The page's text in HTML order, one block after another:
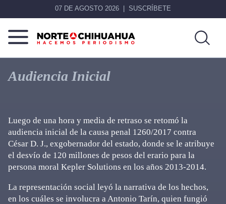
07 DE AGOSTO 2026 SUSCRÍBETE
Norte
De
Chihuahua
Más
que
noticias,
Audiencia Inicial
Luego de una hora y media de retraso se retomó la
audiencia inicial de la causa penal 1260/2017 contra
César D. J., exgobernador del estado, donde se le atribuye
el desvío de 120 millones de pesos del erario para la
persona moral Kepler Solutions en los años 2013-2014.
La representación social leyó la narrativa de los hechos,
en los cuáles se involucra a Antonio Tarín, quien fungió